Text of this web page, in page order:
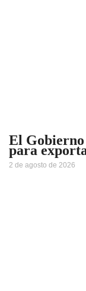
El
para
2 de agosto de 2026